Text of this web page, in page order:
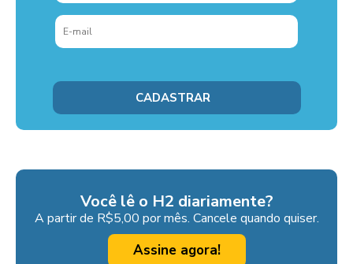
Você lê o H2 diariamente?
A partir de R$5,00 por mês. Cancele quando quiser.
Assine agora!